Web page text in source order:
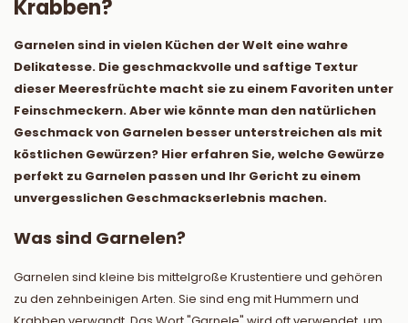
Krabben?
Garnelen sind in vielen Küchen der Welt eine wahre
Delikatesse. Die geschmackvolle und saftige Textur
dieser Meeresfrüchte macht sie zu einem Favoriten unter
Feinschmeckern. Aber wie könnte man den natürlichen
Geschmack von Garnelen besser unterstreichen als mit
köstlichen Gewürzen? Hier erfahren Sie, welche Gewürze
perfekt zu Garnelen passen und Ihr Gericht zu einem
unvergesslichen Geschmackserlebnis machen.
Was sind Garnelen?
Garnelen sind kleine bis mittelgroße Krustentiere und gehören
zu den zehnbeinigen Arten. Sie sind eng mit Hummern und